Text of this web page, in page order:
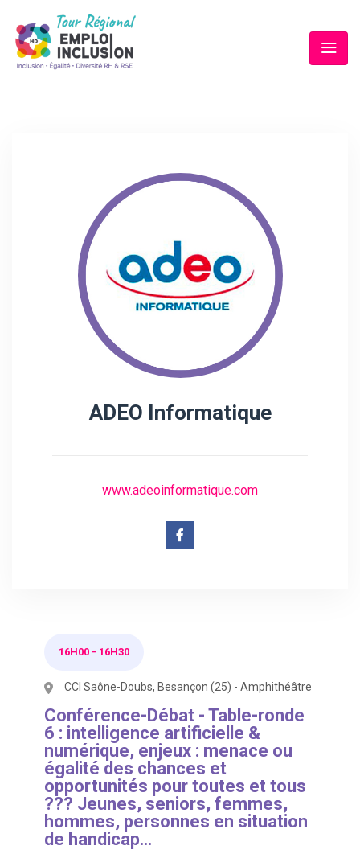
ADEO Informatique
www.adeoinformatique.com
16H00 - 16H30
CCI Saône-Doubs, Besançon (25) - Amphithéâtre
Conférence-Débat - Table-ronde
6 : intelligence artificielle &
numérique, enjeux : menace ou
égalité des chances et
opportunités pour toutes et tous
??? Jeunes, seniors, femmes,
hommes, personnes en situation
de handicap…